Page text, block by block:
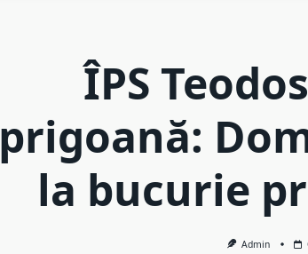
ÎPS
prigoană:
la bucurie
Admin